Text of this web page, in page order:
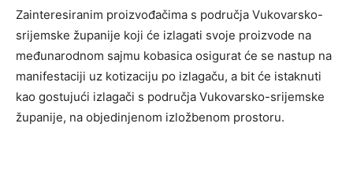
Zainteresiranim proizvođačima s područja Vukovarsko-
srijemske županije koji će izlagati svoje proizvode na
međunarodnom sajmu kobasica osigurat će se nastup na
manifestaciji uz kotizaciju po izlagaču, a bit će istaknuti
kao gostujući izlagači s područja Vukovarsko-srijemske
županije, na objedinjenom izložbenom prostoru.